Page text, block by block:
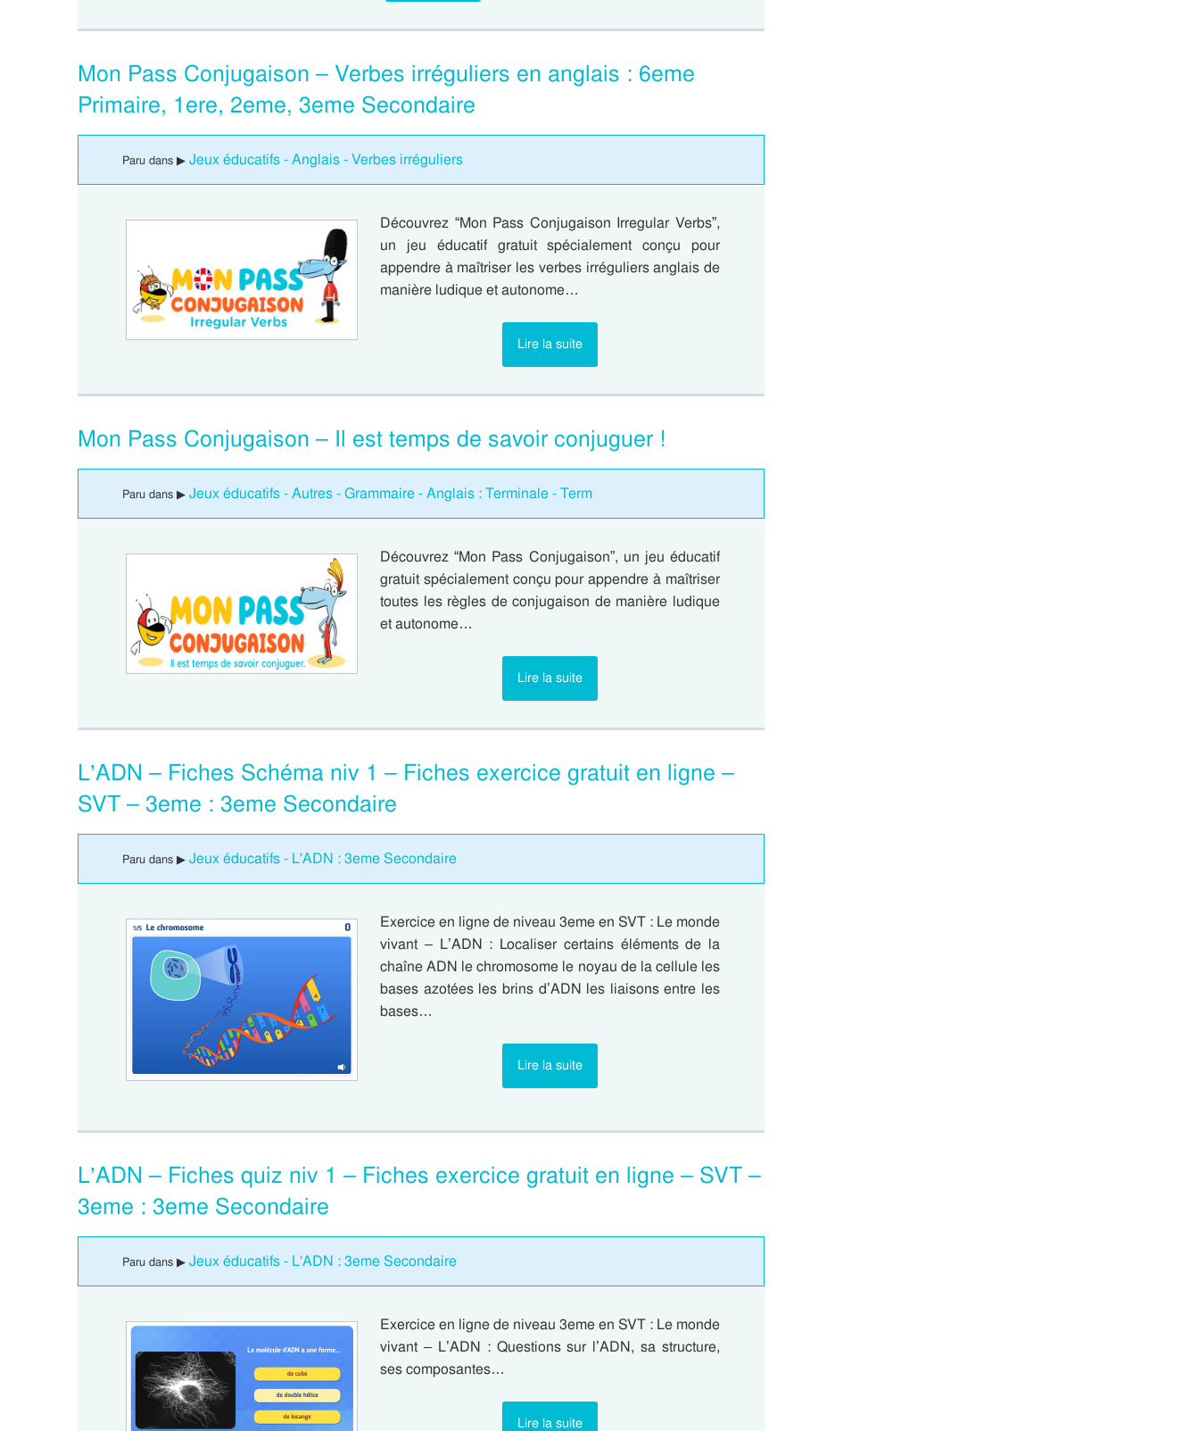
Mon Pass Conjugaison – Verbes irréguliers en anglais : 6eme
Primaire, 1ere, 2eme, 3eme Secondaire
Paru dans ▶ Jeux éducatifs - Anglais - Verbes irréguliers
Découvrez “Mon Pass Conjugaison Irregular Verbs”,
un jeu éducatif gratuit spécialement conçu pour
appendre à maîtriser les verbes irréguliers anglais de
manière ludique et autonome…
Lire la suite
Mon Pass Conjugaison – Il est temps de savoir conjuguer !
Paru dans ▶ Jeux éducatifs - Autres - Grammaire - Anglais : Terminale - Term
Découvrez “Mon Pass Conjugaison”, un jeu éducatif
gratuit spécialement conçu pour appendre à maîtriser
toutes les règles de conjugaison de manière ludique
et autonome…
Lire la suite
L’ADN – Fiches Schéma niv 1 – Fiches exercice gratuit en ligne –
SVT – 3eme : 3eme Secondaire
Paru dans ▶ Jeux éducatifs - L'ADN : 3eme Secondaire
Exercice en ligne de niveau 3eme en SVT : Le monde
vivant – L’ADN : Localiser certains éléments de la
chaîne ADN le chromosome le noyau de la cellule les
bases azotées les brins d’ADN les liaisons entre les
bases…
Lire la suite
L’ADN – Fiches quiz niv 1 – Fiches exercice gratuit en ligne – SVT –
3eme : 3eme Secondaire
Paru dans ▶ Jeux éducatifs - L'ADN : 3eme Secondaire
Exercice en ligne de niveau 3eme en SVT : Le monde
vivant – L’ADN : Questions sur l’ADN, sa structure,
ses composantes…
Lire la suite